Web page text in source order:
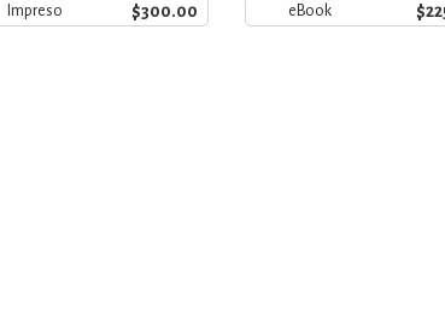
MEDICINA,
LIBROS DE
Impreso $300.00 eBook